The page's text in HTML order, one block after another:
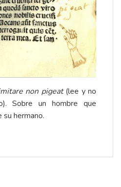
non pigeat(lee y no
Sobre un hombre que
su hermano.